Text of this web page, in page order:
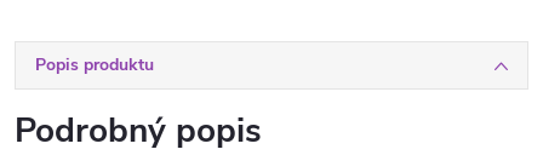
Popis produktu
Podrobný popis